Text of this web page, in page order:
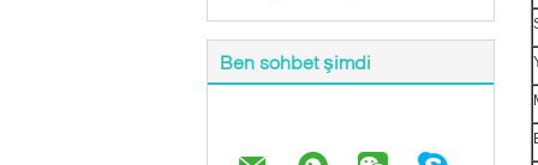
Ben sohbet şimdi